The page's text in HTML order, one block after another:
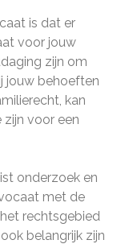
is dat er
voor jouw
zijn om
jouw behoeften
kan
voor een
onderzoek en
met de
rechtsgebied
belangrijk zijn